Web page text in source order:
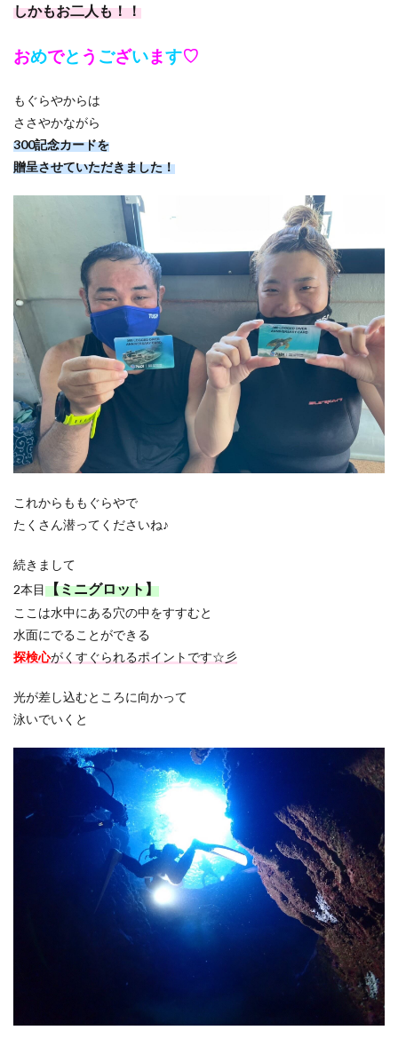
しかもお二人も！！
おめでと う ございます♡
もぐらやからは
ささやかながら
300記念カードを
贈呈させていただきました！
これからももぐらやで
たくさん潜ってくださいね♪
続きまして
2本目【ミニグロット】
ここは水中にある穴の中をすすむと
水面にでることができる
探検心がくすぐられるポイントです☆彡
光が差し込むところに向かって
泳いでいくと